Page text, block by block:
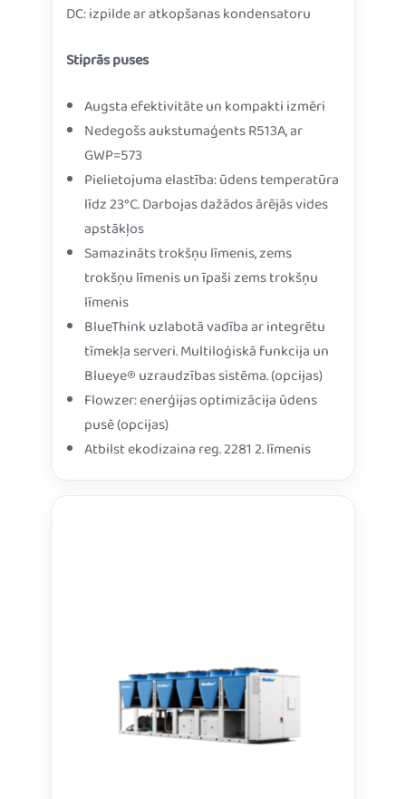
DC: izpilde ar atkopšanas kondensatoru
Stiprās puses
Augsta efektivitāte un kompakti izmēri
Nedegošs aukstumaģents R513A, ar
GWP=573
Pielietojuma elastība: ūdens temperatūra
līdz 23°C. Darbojas dažādos ārējās vides
apstākļos
Samazināts trokšņu līmenis, zems
trokšņu līmenis un īpaši zems trokšņu
līmenis
BlueThink uzlabotā vadība ar integrētu
tīmekļa serveri. Multiloģiskā funkcija un
Blueye® uzraudzības sistēma. (opcijas)
Flowzer: enerģijas optimizācija ūdens
pusē (opcijas)
Atbilst ekodizaina reg. 2281 2. līmenis